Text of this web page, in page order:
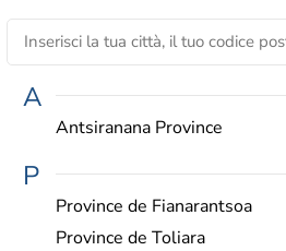
A
Antsiranana Province
P
Province de Fianarantsoa
Province de Toliara